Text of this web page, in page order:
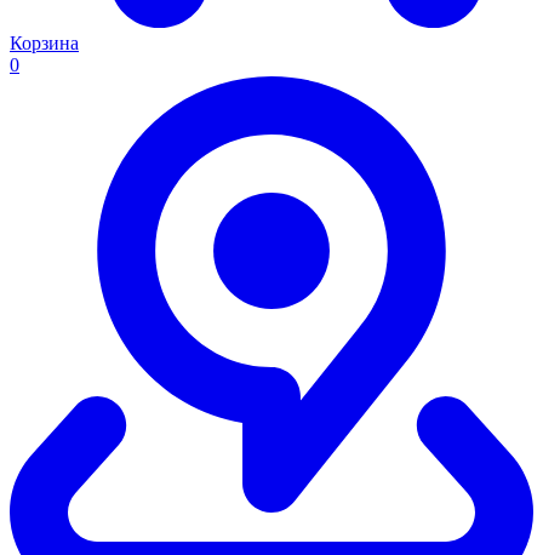
Корзина
0